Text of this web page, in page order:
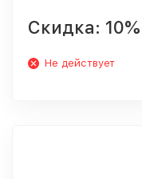
Скидка: 10%
Не действует